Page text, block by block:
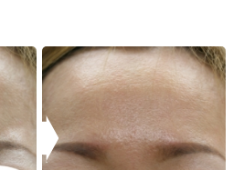
去
ダイエット
トーニング
リア
ニキビ治療
（ニキビ痕のクレーター）
ビ痕のクレーター）オリジナル
ピーリング